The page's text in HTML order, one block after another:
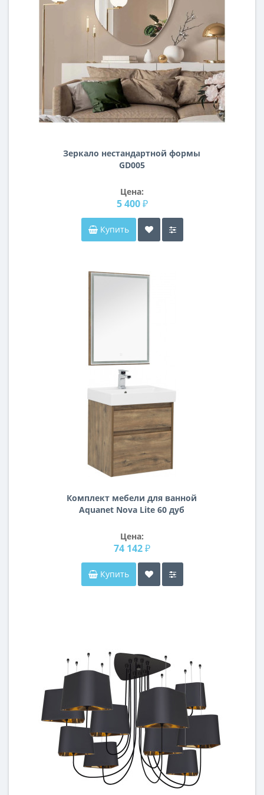
Зеркало нестандартной формы
GD005
Цена:
5 400 ₽
Купить
Комплект мебели для ванной
Aquanet Nova Lite 60 дуб
Цена:
74 142 ₽
Купить